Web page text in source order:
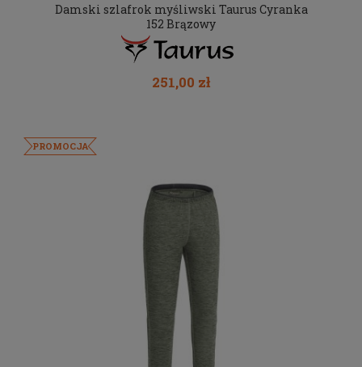
Damski szlafrok myśliwski Taurus Cyranka
152 Brązowy
251,00 zł
PROMOCJA